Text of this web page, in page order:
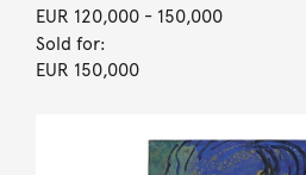
EUR 120,000- 150,000
Sold for:
EUR 150,000